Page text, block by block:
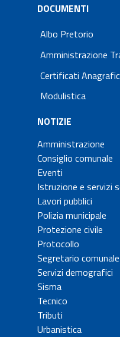
DOCUMENTI
Albo Pretorio
Amministrazione
Certificati
Modulistica
NOTIZIE
Amministrazione
Consiglio comunale
Eventi
Istruzione e servizi
Lavori pubblici
Polizia municipale
Protezione civile
Protocollo
Segretario comunale
Servizi demografici
Sisma
Tecnico
Tributi
Urbanistica